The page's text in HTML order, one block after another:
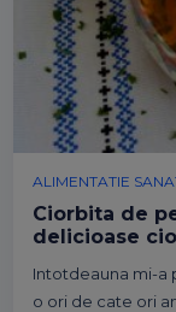
ALIMENTATIE
Ciorbita de
delicioase
Intotdeauna mi-a
o ori de cate ori